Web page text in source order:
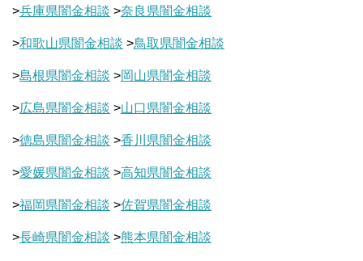
>兵庫県闇金相談 >奈良県闇金相談
>和歌山県闇金相談 >鳥取県闇金相談
>島根県闇金相談 >岡山県闇金相談
>広島県闇金相談 >山口県闇金相談
>徳島県闇金相談 >香川県闇金相談
>愛媛県闇金相談 >高知県闇金相談
>福岡県闇金相談 >佐賀県闇金相談
>長崎県闇金相談 >熊本県闇金相談